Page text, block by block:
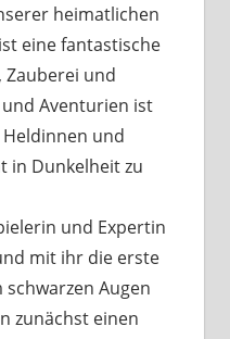
heimatlichen
eine fantastische
und
Aventurien ist
und
in Dunkelheit zu
und Expertin
mit ihr die erste
schwarzen Augen
zunächst einen